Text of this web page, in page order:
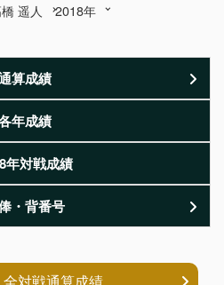
遥人 2018年
算成績
年成績
年対戦成績
・背番号